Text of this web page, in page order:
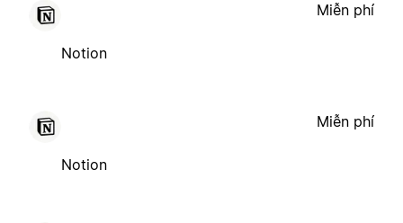
Notion
Miễn phí
Notion
Miễn phí